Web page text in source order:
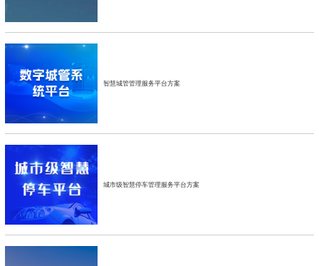
智慧城管管理服务平台方案
城市级智慧停车管理服务平台方案